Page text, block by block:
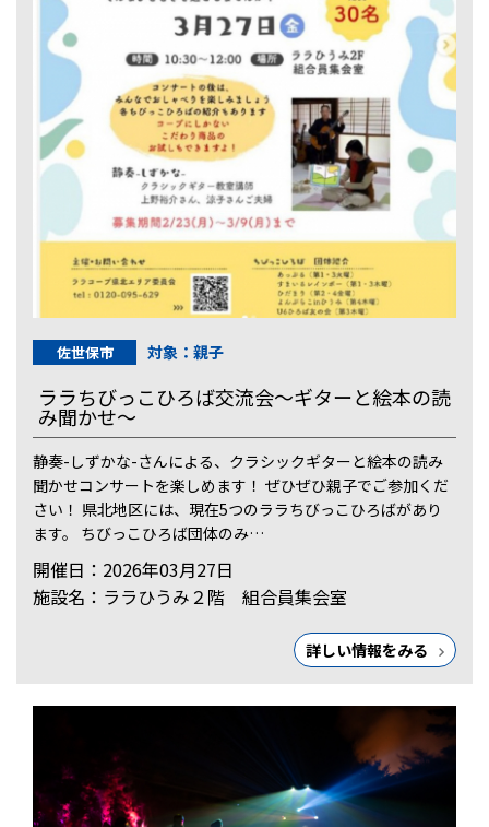
佐世保市 対象：親子
ララちびっこひろば交流会～ギターと絵本の読
み聞かせ～
静奏-しずかな-さんによる、クラシックギターと絵本の読み
聞かせコンサートを楽しめます！ ぜひぜひ親子でご参加くだ
さい！ 県北地区には、現在5つのララちびっこひろばがあり
ます。 ちびっこひろば団体のみ…
開催日：2026年03月27日
施設名：ララひうみ２階 組合員集会室
詳しい情報をみる